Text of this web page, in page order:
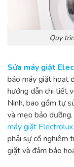
Quy
Sửa máy giặt
bảo máy giặt hoạt
hướng dẫn chi tiết
Ninh, bao gồm tự
và mẹo bảo
máy giặt Electrolux
phải sự cố nghiêm
giặt và đảm bảo